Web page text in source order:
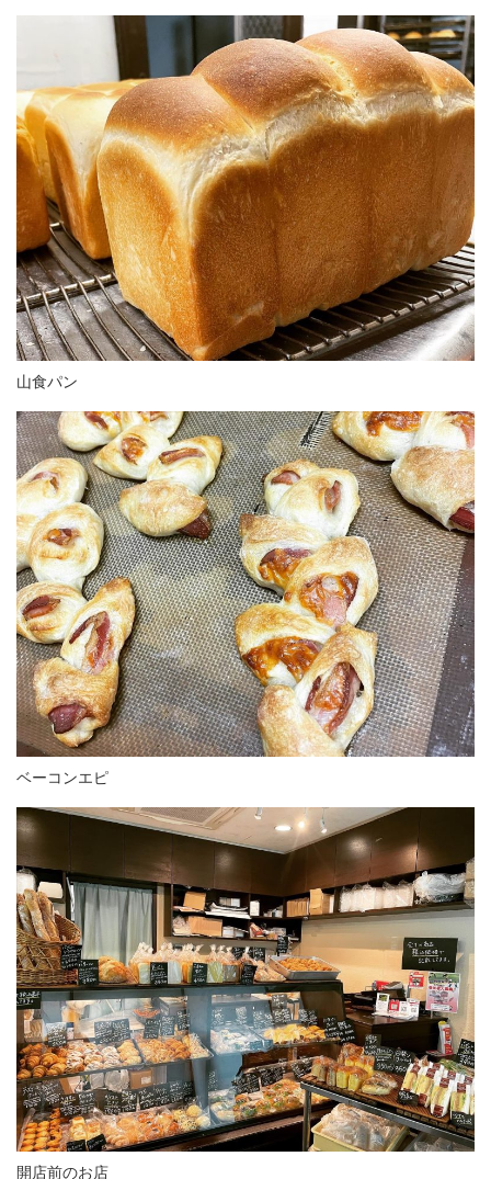
山食パン
ベーコンエピ
開店前のお店